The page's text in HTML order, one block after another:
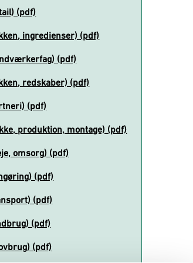
(pdf)
ingredienser) (pdf)
(pdf)
redskaber) (pdf)
(pdf)
produktion, montage) (pdf)
omsorg) (pdf)
(pdf)
(pdf)
(pdf)
(pdf)